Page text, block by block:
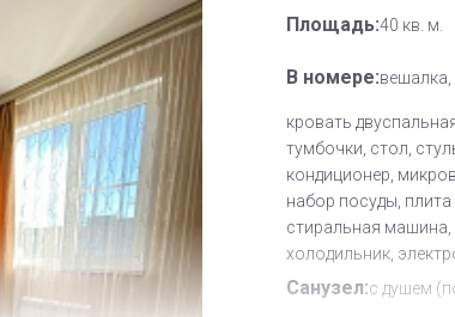
Площадь:40 кв. м.
В номере:вешалка,
кровать
тумбочки, стол,
кондиционер,
набор посуды, плита
стиральная машина,
холодильник,
Санузел:с душем